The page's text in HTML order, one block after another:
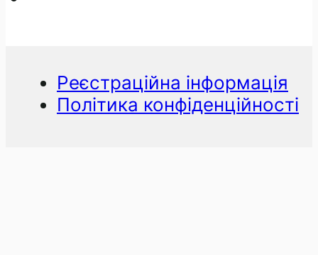
Реєстраційна інформація
Політика конфіденційності